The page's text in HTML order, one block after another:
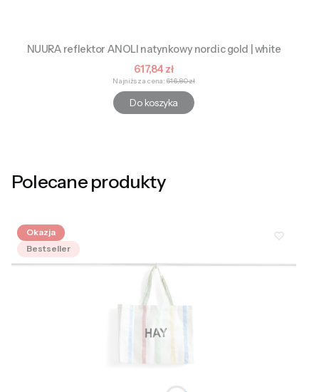
NUURA reflektor ANOLI natynkowy nordic gold | white
Cena promocyjna
617,84 zł
Najniższa cena: 616,80 zł
Do koszyka
Polecane produkty
Okazja
Bestseller